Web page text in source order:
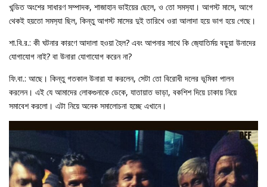
খন্ডিত অংশের সাধারণ সম্পাদক, শাজাহান ভাইয়ের ছেলে, ও তো সমস‍্যা। আগস্ট মাসে, আগে
থেকই হয়তো সমস‍্যা ছিল, কিন্তু আগস্ট মাসের দুই তারিখে ওরা আলাদা হয়ে ভাগ হয়ে গেছে।
শা.বি.র.: কী ঘটনার কারণে আদালা হওয়া হৈল? এবং আপনার সাথে কি জ‍্যোতির্ময় বড়ুয়া উনাদের
যোগাযোগ নাই? বা উনারা যোগাযোগ করেন না?
ফি.বা.: আছে। কিন্তু গতকাল উনারা যা করলেন, সেটা তো বিরোধী দলের ভূমিকা পালন
করলেন। এই যে আমাদের লোকগুনাকে ডেকে, যাতায়াত ভাড়া, বকশিশ দিয়ে ঢাকায় নিয়ে
সমাবেশ করলো। এটা নিয়ে অনেক সমালোচনা হচ্ছে এখানে।